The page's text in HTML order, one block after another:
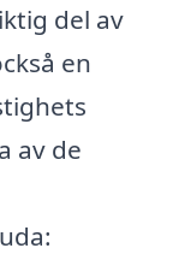
del av
en
av de